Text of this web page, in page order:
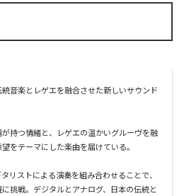
音楽とレゲエを融合させた新しいサウンド
持つ情緒と、レゲエの温かいグルーヴを融
をテーマにした楽曲を届けている。
リストによる演奏を組み合わせることで、
挑戦。デジタルとアナログ、日本の伝統と